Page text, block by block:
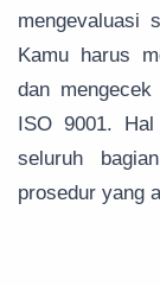
mengevaluasi
Kamu harus
dan
ISO 9001.
seluruh
prosedur yang